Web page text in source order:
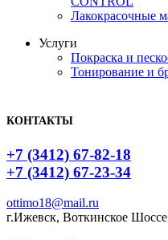
Лакокрасочные
Услуги
Покраска и
Тонирование и
КОНТАКТЫ
+7 (3412) 67-82-18
+7 (3412) 67-23-34
ottimo18@mail.ru
г.Ижевск, Воткинское